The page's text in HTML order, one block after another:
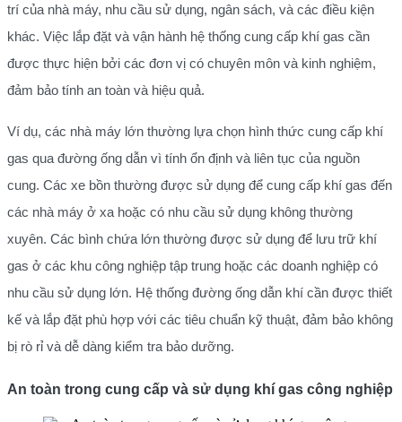
trí của nhà máy, nhu cầu sử dụng, ngân sách, và các điều kiện
khác. Việc lắp đặt và vận hành hệ thống cung cấp khí gas cần
được thực hiện bởi các đơn vị có chuyên môn và kinh nghiệm,
đảm bảo tính an toàn và hiệu quả.
Ví dụ, các nhà máy lớn thường lựa chọn hình thức cung cấp khí
gas qua đường ống dẫn vì tính ổn định và liên tục của nguồn
cung. Các xe bồn thường được sử dụng để cung cấp khí gas đến
các nhà máy ở xa hoặc có nhu cầu sử dụng không thường
xuyên. Các bình chứa lớn thường được sử dụng để lưu trữ khí
gas ở các khu công nghiệp tập trung hoặc các doanh nghiệp có
nhu cầu sử dụng lớn. Hệ thống đường ống dẫn khí cần được thiết
kế và lắp đặt phù hợp với các tiêu chuẩn kỹ thuật, đảm bảo không
bị rò rỉ và dễ dàng kiểm tra bảo dưỡng.
An toàn trong cung cấp và sử dụng khí gas công nghiệp